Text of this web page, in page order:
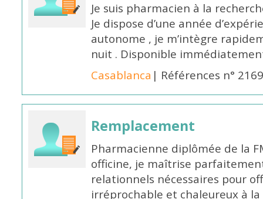
Je suis pharmacien à la
Je dispose d’une année
autonome , je m’intègre
nuit . Disponible
Casablanca | Références n°
Remplacement
Pharmacienne diplômée de la
officine, je maîtrise
relationnels nécessaires pour
irréprochable et chaleureux à